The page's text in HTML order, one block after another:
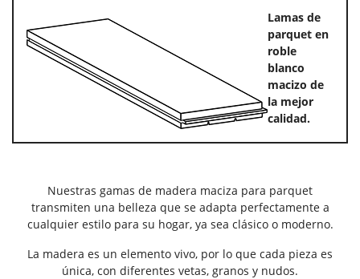
Lamas de
parquet en
roble
blanco
macizo de
la mejor
calidad.
Nuestras gamas de madera maciza para parquet
transmiten una belleza que se adapta perfectamente a
cualquier estilo para su hogar, ya sea clásico o moderno.
La madera es un elemento vivo, por lo que cada pieza es
única, con diferentes vetas, granos y nudos.